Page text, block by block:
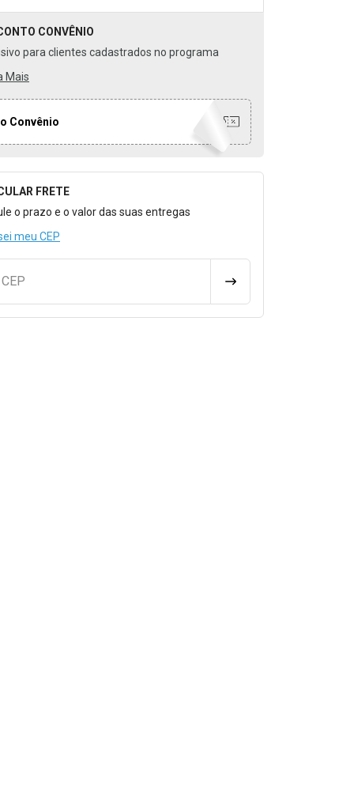
CONVÊNIO
para clientes cadastrados no programa
Mais
Convênio
para Calcular o Frete
FRETE
o prazo e o valor das suas entregas
meu CEP
CALCULAR FRETE